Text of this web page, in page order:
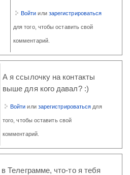
Войти или зарегистрироваться
для того, чтобы оставить свой
комментарий.
А я ссылочку на контакты
выше для кого давал? :)
Войти или зарегистрироваться для
того, чтобы оставить свой
комментарий.
Телеграмме, что-то я тебя